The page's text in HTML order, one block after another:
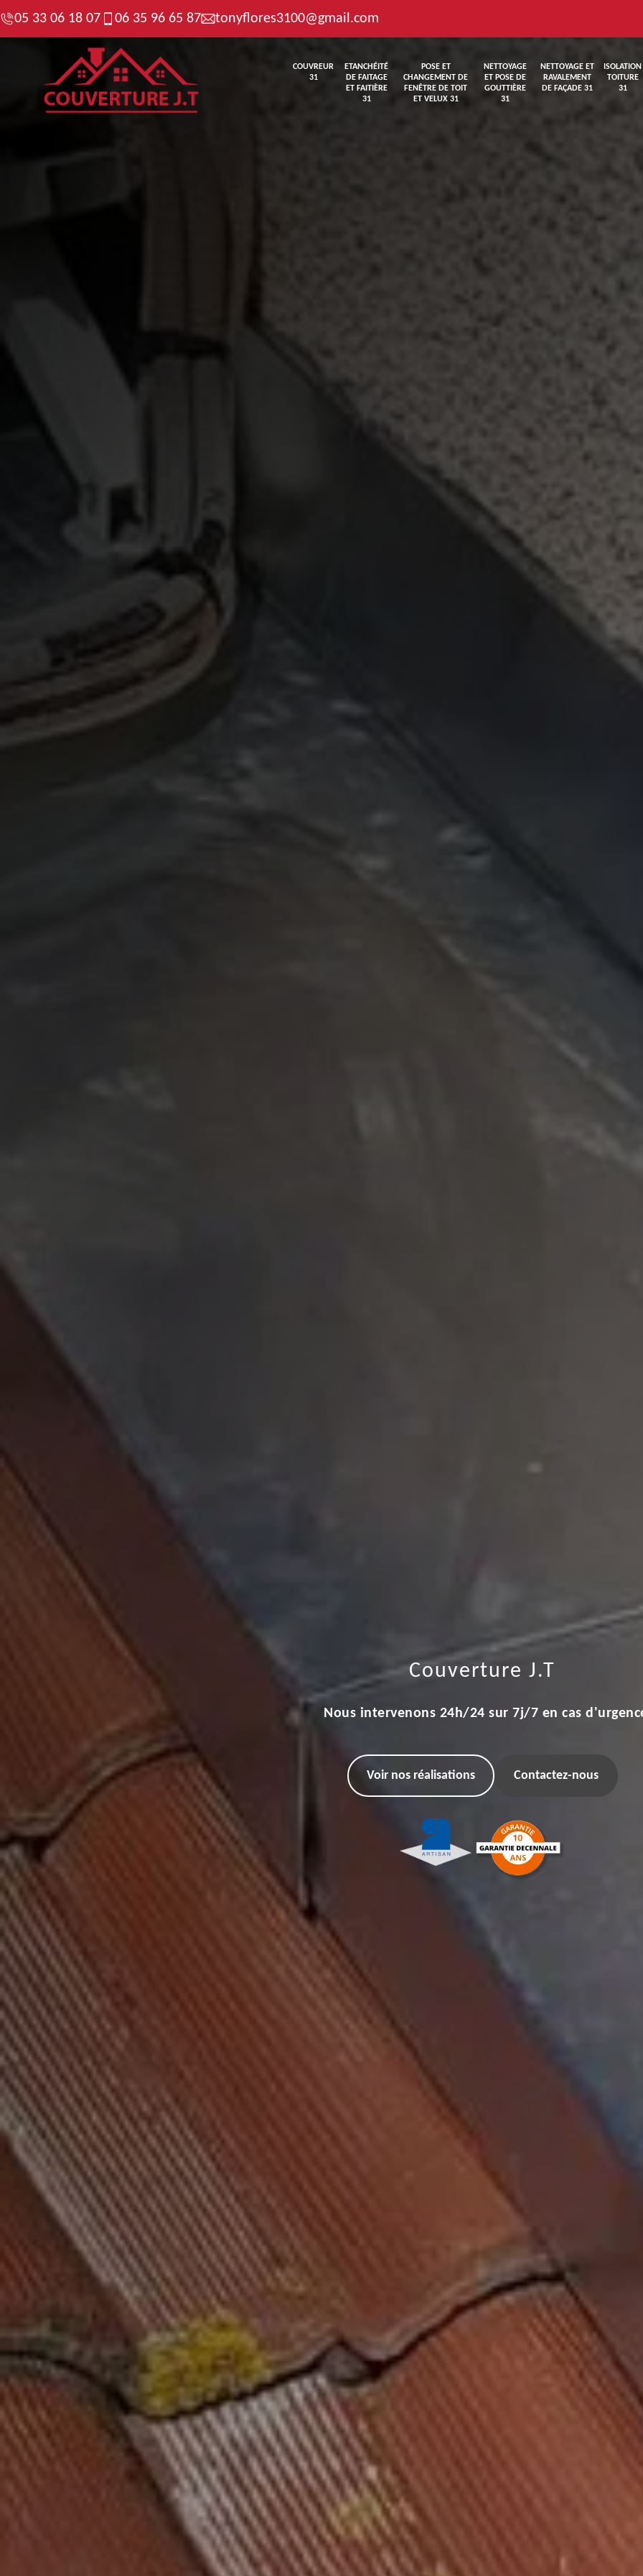
05 33 06 18 07 06 35 96 65 87 tonyflores3100@gmail.com
COUVREUR
31
ETANCHÉITÉ
DE FAITAGE
ET FAITIÈRE
31
POSE ET
CHANGEMENT DE
FENÊTRE DE TOIT
ET VELUX 31
NETTOYAGE
ET POSE DE
GOUTTIÈRE
31
NETTOYAGE ET
RAVALEMENT
DE FAÇADE 31
ISOLATION
TOITURE
31
Couverture J.T
Nous intervenons 24h/24 sur 7j/7 en cas
Voir nos réalisations Contactez-nous